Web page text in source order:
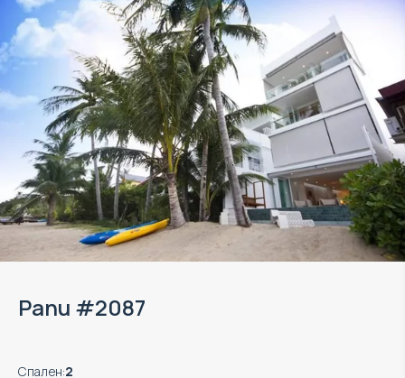
Panu #2087
Спален:2